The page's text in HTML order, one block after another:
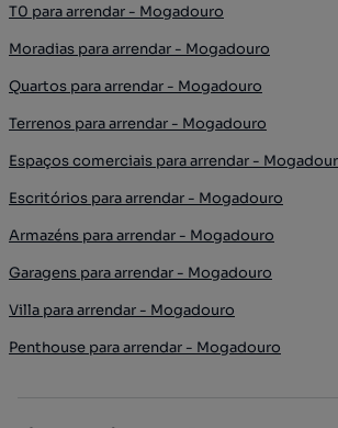
T0 para arrendar - Mogadouro
Moradias para arrendar - Mogadouro
Quartos para arrendar - Mogadouro
Terrenos para arrendar - Mogadouro
Espaços comerciais para arrendar -
Escritórios para arrendar - Mogadouro
Armazéns para arrendar - Mogadouro
Garagens para arrendar - Mogadouro
Villa para arrendar - Mogadouro
Penthouse para arrendar - Mogadouro